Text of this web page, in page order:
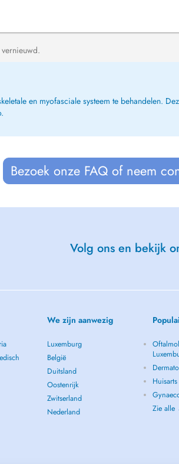
en myofasciale systeem te behandelen.
Bezoek onze FAQ of neem
Volg ons en bekijk
We zijn aanwezig
Luxemburg
België
Duitsland
Oostenrijk
Zwitserland
Nederland
Zie